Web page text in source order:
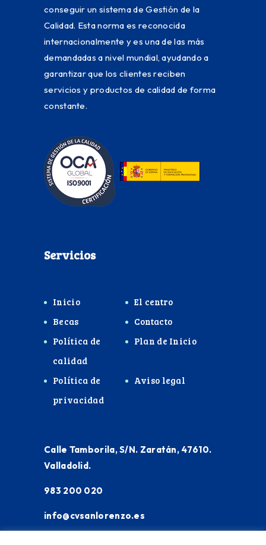
conseguir un sistema de Gestión de la
Calidad. Esta norma es reconocida
internacionalmente y es una de las más
demandadas a nivel mundial, ayudando a
garantizar que los clientes reciben
servicios y productos de calidad de forma
constante.
Servicios
Inicio
El centro
Becas
Contacto
Política de
calidad
Plan de Inicio
Política de
privacidad
Aviso legal
Calle Tamborila, S/N. Zaratán, 47610.
Valladolid.
983 200 020
info@cvsanlorenzo.es